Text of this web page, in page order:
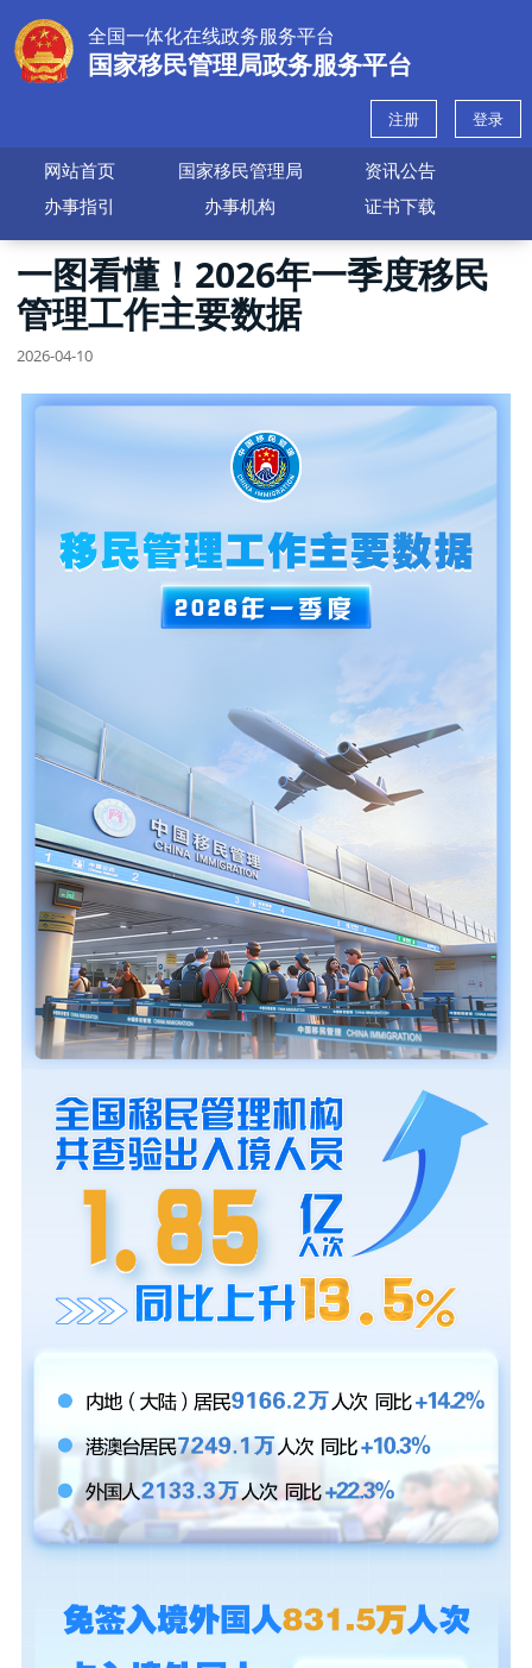
全国一体化在线政务服务平台
国家移民管理局政务服务平台
注册 登录
网站首页 国家移民管理局
资讯公告
办事指引
办事机构 证书下载
一图看懂！2026年一季度移民
管理工作主要数据
2026-04-10